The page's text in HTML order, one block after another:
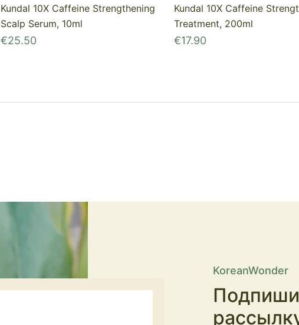
Kundal 10X Caffeine Strengthening
Scalp Serum, 10ml
€25.50
Kundal 10X Caffeine
Treatment, 200ml
€17.90
KoreanWonder